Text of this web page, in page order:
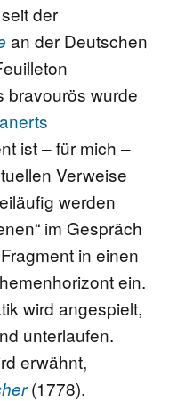
der
an der Deutschen
bravourös wurde
ist – für mich –
Verweise
werden
im Gespräch
in einen
ein.
wird angespielt,
unterlaufen.
erwähnt,
(1778).